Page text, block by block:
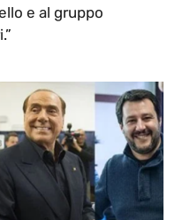
e al gruppo